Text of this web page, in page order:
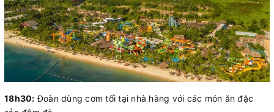
18h30: Đoàn dùng cơm tối tại nhà hàng với các món ăn đặc